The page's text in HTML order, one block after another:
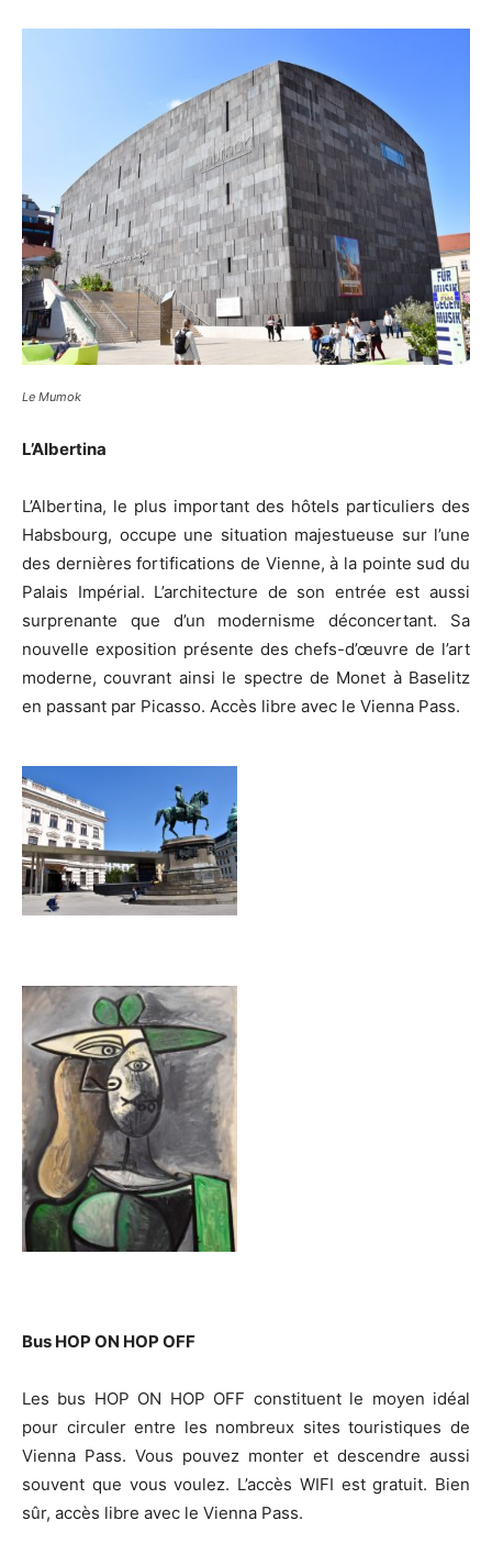
Le Mumok
L’Albertina
L’Albertina, le plus important des hôtels particuliers des
Habsbourg, occupe une situation majestueuse sur l’une
des dernières fortifications de Vienne, à la pointe sud du
Palais Impérial. L’architecture de son entrée est aussi
surprenante que d’un modernisme déconcertant. Sa
nouvelle exposition présente des chefs-d’œuvre de l’art
moderne, couvrant ainsi le spectre de Monet à Baselitz
en passant par Picasso. Accès libre avec le Vienna Pass.
Bus HOP ON HOP OFF
Les bus HOP ON HOP OFF constituent le moyen idéal
pour circuler entre les nombreux sites touristiques de
Vienna Pass. Vous pouvez monter et descendre aussi
souvent que vous voulez. L’accès WIFI est gratuit. Bien
sûr, accès libre avec le Vienna Pass.